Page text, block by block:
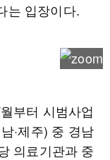
는 입장이다.
부터 시범사업
·제주) 중 경남
의료기관과 중